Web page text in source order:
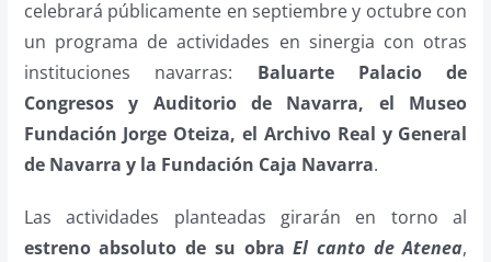
celebrará públicamente en septiembre y octubre con
un programa de actividades en sinergia con otras
instituciones navarras: Baluarte Palacio de
Congresos y Auditorio de Navarra, el Museo
Fundación Jorge Oteiza, el Archivo Real y General
de Navarra y la Fundación Caja Navarra.
Las actividades planteadas girarán en torno al
estreno absoluto de su obraEl canto de Atenea,